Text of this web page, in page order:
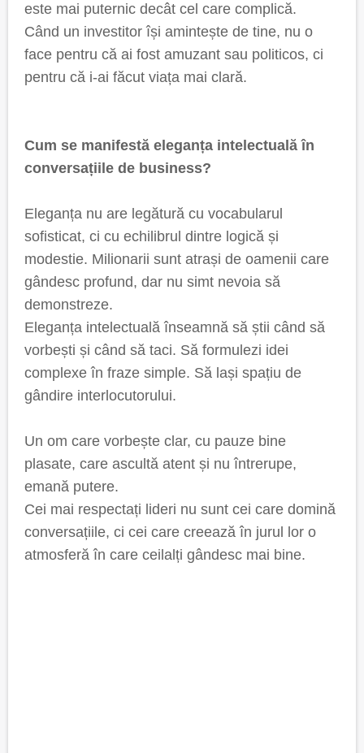
este mai puternic decât cel care complică.
Când un investitor își amintește de tine, nu o
face pentru că ai fost amuzant sau politicos, ci
pentru că i-ai făcut viața mai clară.
Cum se manifestă eleganța intelectuală în
conversațiile de business?
Eleganța nu are legătură cu vocabularul
sofisticat, ci cu echilibrul dintre logică și
modestie. Milionarii sunt atrași de oamenii care
gândesc profund, dar nu simt nevoia să
demonstreze.
Eleganța intelectuală înseamnă să știi când să
vorbești și când să taci. Să formulezi idei
complexe în fraze simple. Să lași spațiu de
gândire interlocutorului.
Un om care vorbește clar, cu pauze bine
plasate, care ascultă atent și nu întrerupe,
emană putere.
Cei mai respectați lideri nu sunt cei care domină
conversațiile, ci cei care creează în jurul lor o
atmosferă în care ceilalți gândesc mai bine.